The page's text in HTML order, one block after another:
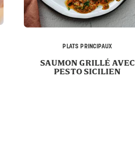
PLATS PRINCIPAUX
SAUMON GRILLÉ AVEC
PESTO SICILIEN